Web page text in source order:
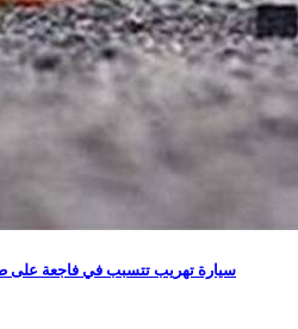
سيارة تهريب تتسبب في فاجعة على طريق